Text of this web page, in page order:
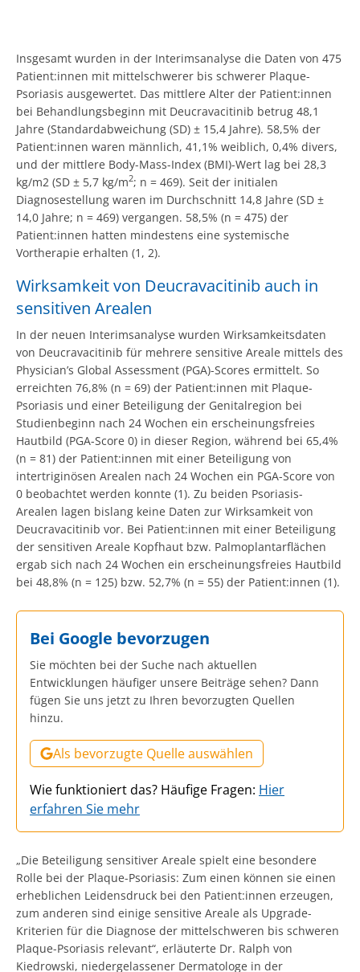
Insgesamt wurden in der Interimsanalyse die Daten von 475
Patient:innen mit mittelschwerer bis schwerer Plaque-
Psoriasis ausgewertet. Das mittlere Alter der Patient:innen
bei Behandlungsbeginn mit Deucravacitinib betrug 48,1
Jahre (Standardabweichung (SD) ± 15,4 Jahre). 58,5% der
Patient:innen waren männlich, 41,1% weiblich, 0,4% divers,
und der mittlere Body-Mass-Index (BMI)-Wert lag bei 28,3
kg/m2 (SD ± 5,7 kg/m2; n = 469). Seit der initialen
Diagnosestellung waren im Durchschnitt 14,8 Jahre (SD ±
14,0 Jahre; n = 469) vergangen. 58,5% (n = 475) der
Patient:innen hatten mindestens eine systemische
Vortherapie erhalten (1, 2).
Wirksamkeit von Deucravacitinib auch in
sensitiven Arealen
In der neuen Interimsanalyse wurden Wirksamkeitsdaten
von Deucravacitinib für mehrere sensitive Areale mittels des
Physician’s Global Assessment (PGA)-Scores ermittelt. So
erreichten 76,8% (n = 69) der Patient:innen mit Plaque-
Psoriasis und einer Beteiligung der Genitalregion bei
Studienbeginn nach 24 Wochen ein erscheinungsfreies
Hautbild (PGA-Score 0) in dieser Region, während bei 65,4%
(n = 81) der Patient:innen mit einer Beteiligung von
intertriginösen Arealen nach 24 Wochen ein PGA-Score von
0 beobachtet werden konnte (1). Zu beiden Psoriasis-
Arealen lagen bislang keine Daten zur Wirksamkeit von
Deucravacitinib vor. Bei Patient:innen mit einer Beteiligung
der sensitiven Areale Kopfhaut bzw. Palmoplantarflächen
ergab sich nach 24 Wochen ein erscheinungsfreies Hautbild
bei 48,8% (n = 125) bzw. 52,7% (n = 55) der Patient:innen (1).
Bei Google bevorzugen
Sie möchten bei der Suche nach aktuellen
Entwicklungen häufiger unsere Beiträge sehen? Dann
fügen Sie uns jetzt zu Ihren bevorzugten Quellen
hinzu.
Als bevorzugte Quelle auswählen
Wie funktioniert das? Häufige Fragen: Hier
erfahren Sie mehr
„Die Beteiligung sensitiver Areale spielt eine besondere
Rolle bei der Plaque-Psoriasis: Zum einen können sie einen
erheblichen Leidensdruck bei den Patient:innen erzeugen,
zum anderen sind einige sensitive Areale als Upgrade-
Kriterien für die Diagnose der mittelschweren bis schweren
Plaque-Psoriasis relevant“, erläuterte Dr. Ralph von
Kiedrowski, niedergelassener Dermatologe in der